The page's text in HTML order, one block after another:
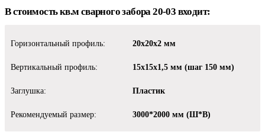
В стоимость кв.м сварного забора 20-03 входит:
Горизонтальный профиль: 20х20х2 мм
Вертикальный профиль: 15х15х1,5 мм (шаг 150 мм)
Заглушка: Пластик
Рекомендуемый размер: 3000*2000 мм (Ш*В)